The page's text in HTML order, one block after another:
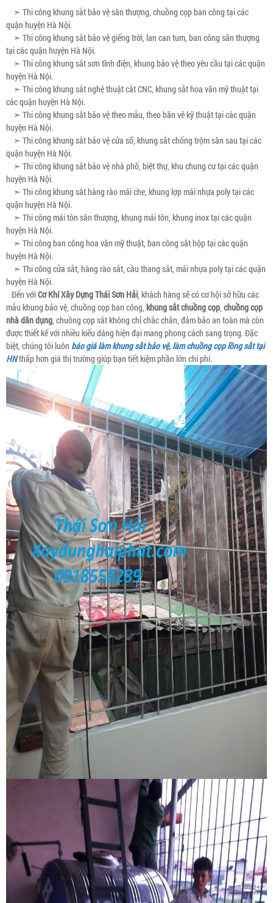
➣ Thi công khung sắt bảo vệ sân thượng, chuồng cọp ban công tại các
quận huyện Hà Nội.
➣ Thi công khung sắt bảo vệ giếng trời, lan can tum, ban công sân thượng
tại các quận huyện Hà Nội.
➣ Thi công khung sắt sơn tĩnh điện, khung bảo vệ theo yêu cầu tại các quận
huyện Hà Nội.
➣ Thi công khung sắt nghệ thuật cắt CNC, khung sắt hoa văn mỹ thuật tại
các quận huyện Hà Nội.
➣ Thi công khung sắt bảo vệ theo mẫu, theo bãn vẽ kỹ thuật tại các quận
huyện Hà Nội.
➣ Thi công khung sắt bảo vệ cửa sổ, khung sắt chống trộm sân sau tại các
quận huyện Hà Nội.
➣ Thi công khung sắt bảo vệ nhà phố, biệt thự, khu chung cư tại các quận
huyện Hà Nội.
➣ Thi công khung sắt hàng rào mái che, khung lợp mái nhựa poly tại các
quận huyện Hà Nội.
➣ Thi công mái tôn sân thượng, khung mái tôn, khung inox tại các quận
huyện Hà Nội.
➣ Thi công ban công hoa văn mỹ thuật, ban công sắt hộp tại các quận
huyện Hà Nội.
➣ Thi công cửa sắt, hàng rào sắt, cầu thang sắt, mái nhựa poly tại các quận
huyện Hà Nội.
Đến vớiCơ Khí Xây Dựng Thái Sơn Hải, khách hàng sẽ có cơ hội sở hữu các
mẫu khung bảo vệ, chuồng cọp ban công, khung sắt chuồng cọp, chuồng cọp
nhà dân dụng, chuồng cọp sắt không chỉ chắc chắn, đảm bảo an toàn mà còn
được thiết kế với nhiều kiểu dáng hiện đại mang phong cách sang trọng. Đặc
biệt, chúng tôi luôn báo giá làm khung sắt bảo vệ, làm chuồng cọp lồng sắt tại
HNthấp hơn giá thị trường giúp bạn tiết kiệm phần lớn chi phí.